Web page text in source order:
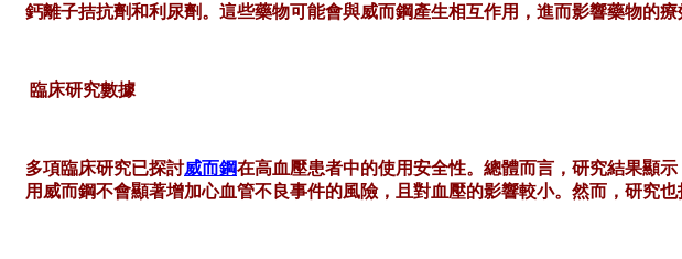
鈣離子拮抗劑和利尿劑。這些藥物可能會與威而鋼產生相互作用，進而影響藥物的療
臨床研究數據
多項臨床研究已探討威而鋼在高血壓患者中的使用安全性。總體而言，研究結果顯
用威而鋼不會顯著增加心血管不良事件的風險，且對血壓的影響較小。然而，研究